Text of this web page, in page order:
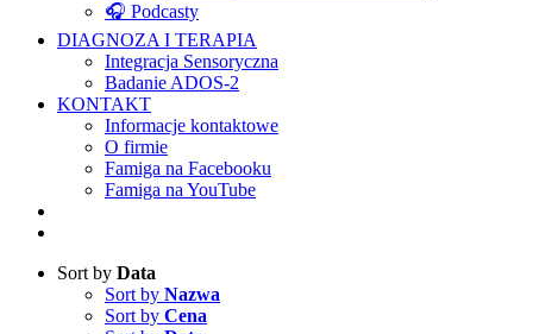
🎧 Podcasty
DIAGNOZA I TERAPIA
Integracja Sensoryczna
Badanie ADOS-2
KONTAKT
Informacje kontaktowe
O firmie
Famiga na Facebooku
Famiga na YouTube
Sort by Data
Sort by Nazwa
Sort by Cena